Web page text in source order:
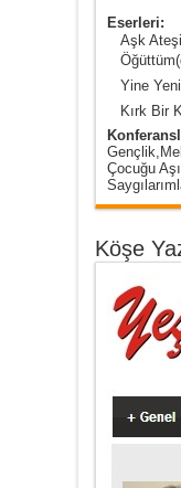
Eserleri:
Aşk
Yine
Kırk Bir
Çocuğu
Köşe